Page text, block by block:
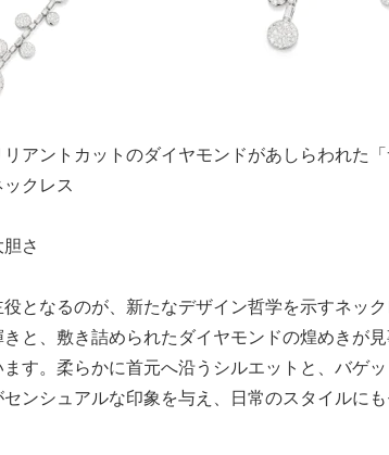
アントカットのダイヤモンドがあしらわれた
クレス
さ
となるのが、新たなデザイン哲学を示すネッ
と、敷き詰められたダイヤモンドの煌めきが
す。柔らかに首元へ沿うシルエットと、バゲ
ンシュアルな印象を与え、日常のスタイルに